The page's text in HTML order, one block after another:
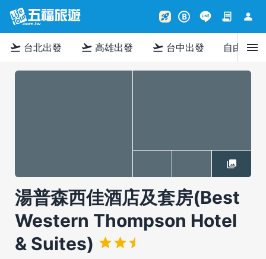
rocket_launch B contract person
flight_takeoff 台北出發 flight_takeoff 高雄出發 flight_takeoff 台中出發 自由行menu
湯普森西佳酒店及套房(Best
Western Thompson Hotel
& Suites)